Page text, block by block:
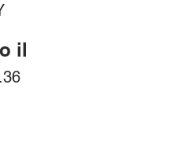
il